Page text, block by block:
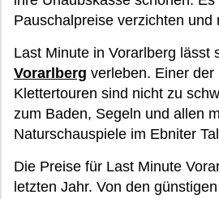
Pauschalpreise verzichten
Last Minute in Vorarlberg lässt
Vorarlberg verleben. Einer
Klettertouren sind nicht zu
zum Baden, Segeln und allen
Naturschauspiele im Ebniter
Die Preise für Last Minute
letzten Jahr. Von den